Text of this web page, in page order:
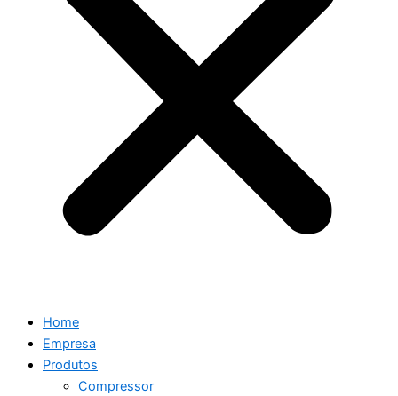
Home
Empresa
Produtos
Compressor